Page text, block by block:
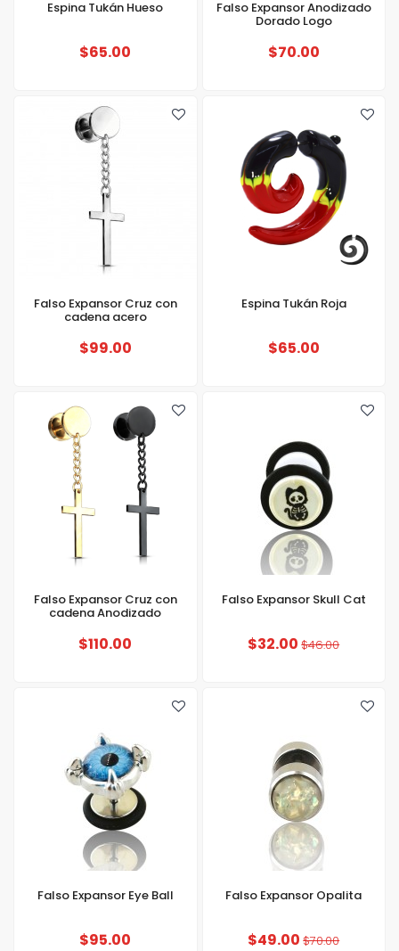
Espina Tukán Hueso
$65.00
Falso Expansor Anodizado
Dorado Logo
$70.00
Falso Expansor Cruz con
cadena acero
$99.00
Espina Tukán Roja
$65.00
Falso Expansor Cruz con
cadena Anodizado
$110.00
Falso Expansor Skull Cat
$32.00$46.00
Falso Expansor Eye Ball
$95.00
Falso Expansor Opalita
$49.00$70.00